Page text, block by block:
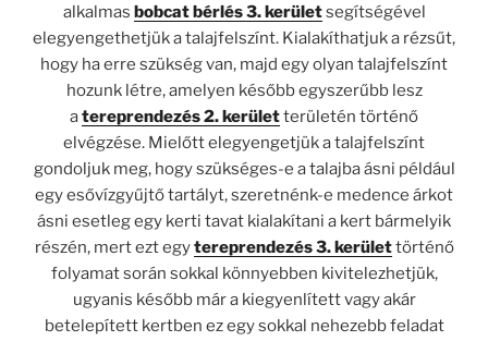
alkalmas bobcat bérlés 3. kerületsegítségével
elegyengethetjük a talajfelszínt. Kialakíthatjuk a rézsűt,
hogy ha erre szükség van, majd egy olyan talajfelszínt
hozunk létre, amelyen később egyszerűbb lesz
atereprendezés 2. kerületterületén történő
elvégzése. Mielőtt elegyengetjük a talajfelszínt
gondoljuk meg, hogy szükséges-e a talajba ásni például
egy esővízgyűjtő tartályt, szeretnénk-e medence árkot
ásni esetleg egy kerti tavat kialakítani a kert bármelyik
részén, mert ezt egytereprendezés 3. kerülettörténő
folyamat során sokkal könnyebben kivitelezhetjük,
ugyanis később már a kiegyenlített vagy akár
betelepített kertben ez egy sokkal nehezebb feladat